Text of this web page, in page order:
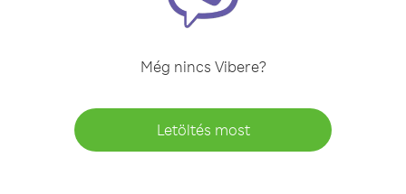
Még nincs Vibere?
Letöltés most